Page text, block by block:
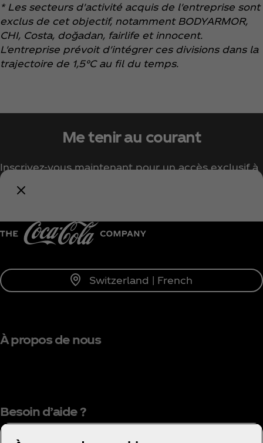
* Les secteurs d'activité acquis de l'entreprise sont
exclus de cet objectif, notamment BODYARMOR,
CHI, Costa, doğadan, fairlife et innocent.
L'entreprise prévoit d'intégrer ces divisions dans la
trajectoire de 1,5°C au fil du temps.
Me tenir au courant
Inscrivez-vous maintenant pour un accès exclusif à
tout l'univers Coca‑Cola !
Switzerland | French
À propos de nous
Besoin d’aide ?